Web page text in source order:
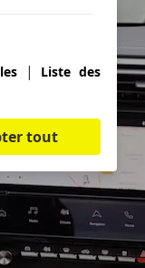
|
Liste des
tout